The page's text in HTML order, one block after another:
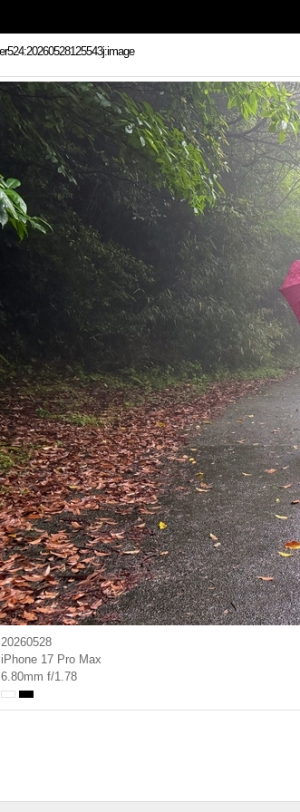
20260528
iPhone 17 Pro Max
6.80mm f/1.78